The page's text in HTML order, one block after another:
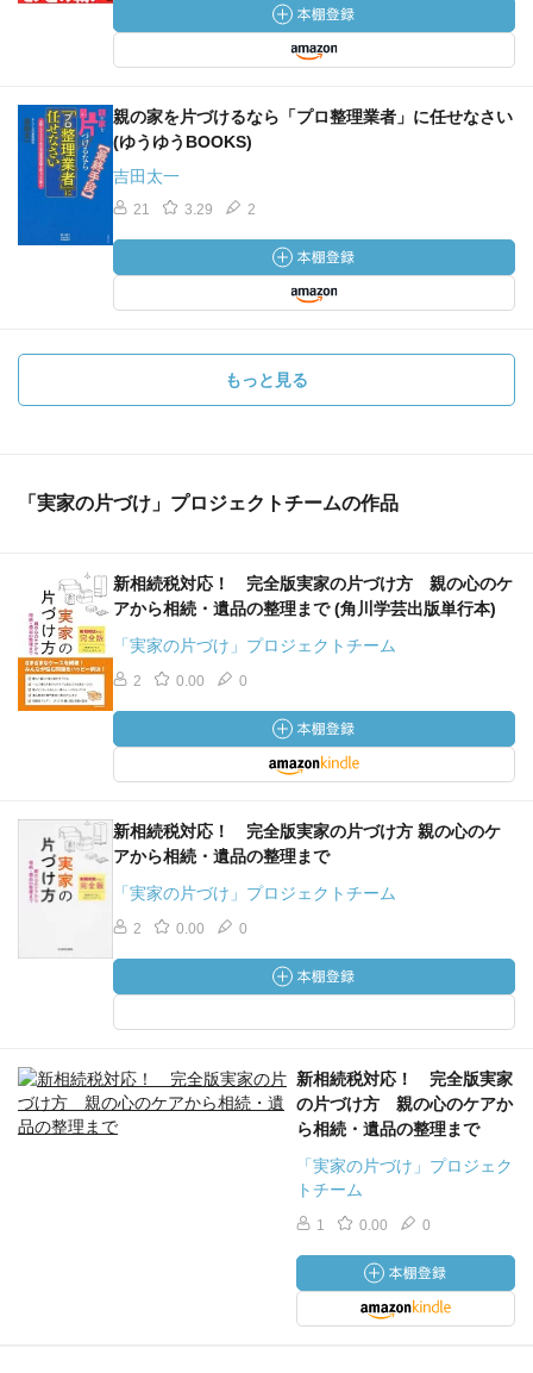
親の家を片づけるなら「プロ整理業者」に任せなさい
(ゆうゆうBOOKS)
吉田太一
21 3.29 2
もっと見る
「実家の片づけ」プロジェクトチームの作品
新相続税対応！ 完全版実家の片づけ方 親の心のケ
アから相続・遺品の整理まで (角川学芸出版単行本)
「実家の片づけ」プロジェクトチーム
2 0.00 0
新相続税対応！ 完全版実家の片づけ方 親の心のケ
アから相続・遺品の整理まで
「実家の片づけ」プロジェクトチーム
2 0.00 0
新相続税対応！ 完全版実家
の片づけ方 親の心のケアか
ら相続・遺品の整理まで
「実家の片づけ」プロジェク
トチーム
1 0.00 0